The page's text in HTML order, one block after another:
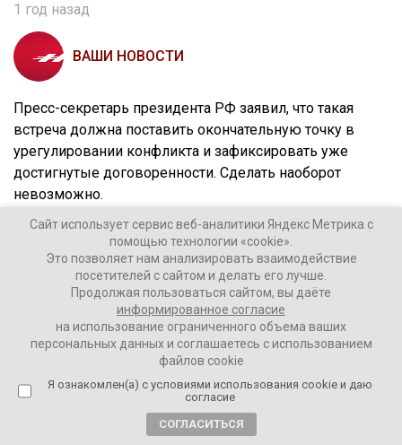
1 год назад
ВАШИ НОВОСТИ
Пресс-секретарь президента РФ заявил, что такая
встреча должна поставить окончательную точку в
урегулировании конфликта и зафиксировать уже
достигнутые договоренности. Сделать наоборот
невозможно.
«Подходы меморандумов Москвы и Киева
диаметрально противоположны, вряд ли их
можно сблизить в одночасье, для этого
потребуется очень сложная дипломатическая
работа», – сказал Песков.
Сайт использует сервис веб-аналитики Яндекс Метрика с
помощью технологии «cookie».
Это позволяет нам анализировать взаимодействие
посетителей с сайтом и делать его лучше.
Продолжая пользоваться сайтом, вы даёте
информированное согласие
на использование ограниченного объема ваших
персональных данных и соглашаетесь с использованием
файлов cookie
Я ознакомлен(а) с условиями использования cookie и даю
согласие
СОГЛАСИТЬСЯ